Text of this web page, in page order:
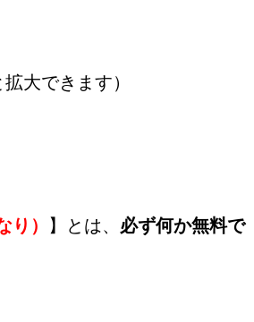
大できます）
） 】とは、 必ず何か無料で